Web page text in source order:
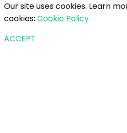
Our site uses cookies. Learn
cookies: Cookie Policy
ACCEPT